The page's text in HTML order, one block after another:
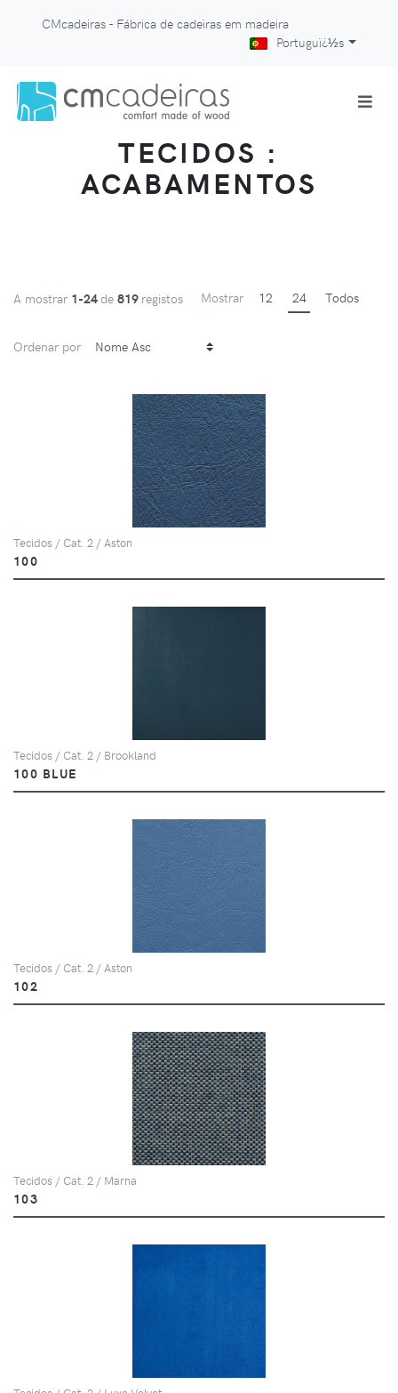
CMcadeiras - Fábrica de cadeiras em madeira
Portuguï¿½s
TECIDOS :
ACABAMENTOS
A mostrar 1-24de 819 registos Mostrar 12 24 Todos
Ordenar por
Tecidos / Cat. 2 / Aston
100
Tecidos / Cat. 2 / Brookland
100 BLUE
Tecidos / Cat. 2 / Aston
102
Tecidos / Cat. 2 / Marna
103